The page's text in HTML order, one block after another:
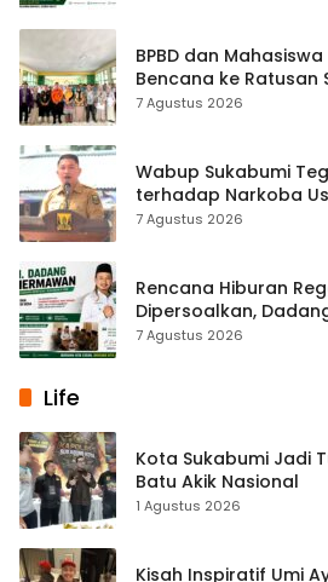
BPBD dan
Bencana ke Ratusan
Simpenan
7 Agustus 2026
Wabup Sukabumi
terhadap Narkoba
Terlibat
7 Agustus 2026
Rencana Hiburan
Dipersoalkan,
Memfasilitasi
7 Agustus 2026
Life
Kota Sukabumi Jadi
Batu Akik Nasional
1 Agustus 2026
Kisah Inspiratif Umi